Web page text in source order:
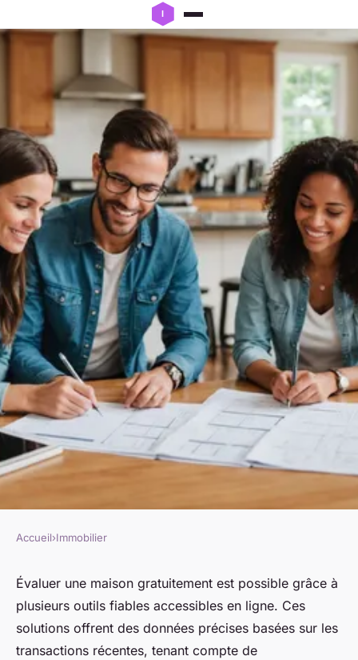
Comment évaluer une maison
gratuitement : astuces et outils
essentiels
Accueil›Immobilier
Évaluer une maison gratuitement est possible grâce à
plusieurs outils fiables accessibles en ligne. Ces
solutions offrent des données précises basées sur les
transactions récentes, tenant compte de